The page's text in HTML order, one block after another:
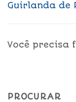
Guirlanda de
Você precisa
PROCURAR